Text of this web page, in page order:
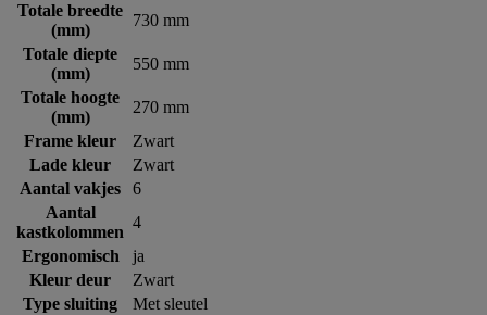
Totale breedte
(mm)
730 mm
Totale diepte
(mm)
550 mm
Totale hoogte
(mm)
270 mm
Frame kleur
Zwart
Lade kleur
Zwart
Aantal vakjes
6
Aantal
kastkolommen
4
Ergonomisch
ja
Kleur deur
Zwart
Type sluiting
Met sleutel